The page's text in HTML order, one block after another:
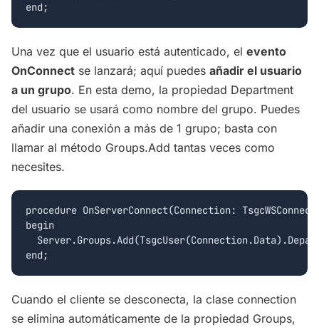
Una vez que el usuario está autenticado, el evento
OnConnect se lanzará; aquí puedes añadir el usuario
a un grupo. En esta demo, la propiedad Department
del usuario se usará como nombre del grupo. Puedes
añadir una conexión a más de 1 grupo; basta con
llamar al método Groups.Add tantas veces como
necesites.
procedure OnServerConnect(Connection:
begin
Cuando el cliente se desconecta, la clase connection
se elimina automáticamente de la propiedad Groups,